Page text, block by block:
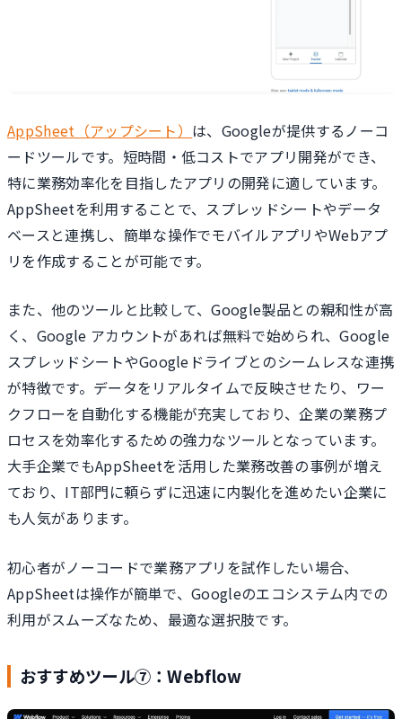
AppSheet（アップシート） は、Googleが提供するノーコ
ードツールです。短時間・低コストでアプリ開発ができ、
特に業務効率化を目指したアプリの開発に適しています。
AppSheetを利用することで、スプレッドシートやデータ
ベースと連携し、簡単な操作でモバイルアプリやWebアプ
リを作成することが可能です。
また、他のツールと比較して、Google製品との親和性が高
く、Google アカウントがあれば無料で始められ、Google
スプレッドシートやGoogleドライブとのシームレスな連携
が特徴です。データをリアルタイムで反映させたり、ワー
クフローを自動化する機能が充実しており、企業の業務プ
ロセスを効率化するための強力なツールとなっています。
大手企業でもAppSheetを活用した業務改善の事例が増え
ており、IT部門に頼らずに迅速に内製化を進めたい企業に
も人気があります。
初心者がノーコードで業務アプリを試作したい場合、
AppSheetは操作が簡単で、Googleのエコシステム内での
利用がスムーズなため、最適な選択肢です。
おすすめツール⑦：Webflow